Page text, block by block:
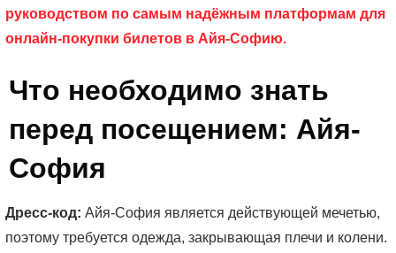
руководством по самым надёжным платформам для
онлайн-покупки билетов в Айя-Софию.
Что необходимо знать
перед посещением: Айя-
София
Дресс-код: Айя-София является действующей мечетью,
поэтому требуется одежда, закрывающая плечи и колени.